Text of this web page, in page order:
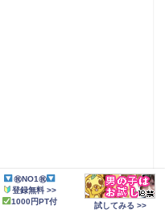
㊗NO1㊗
登録無料 >>
1000円PT付
試してみる >>